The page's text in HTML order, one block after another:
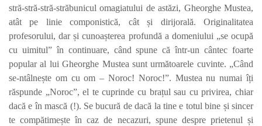
stră-stră-stră-străbunicul omagiatului de astăzi, Gheorghe Mustea,
atât pe linie componistică, cât și dirijorală. Originalitatea
profesorului, dar și cunoașterea profundă a domeniului „se ocupă
cu uimitul” în continuare, când spune că într-un cântec foarte
popular al lui Gheorghe Mustea sunt următoarele cuvinte. „Când
se-ntâlnește om cu om – Noroc! Noroc!”. Mustea nu numai îți
răspunde „Noroc”, el te cuprinde cu brațul sau cu privirea, chiar
dacă e în mască (!). Se bucură de dacă la tine e totul bine și sincer
te compătimește în caz de necazuri, spune despre prietenul și